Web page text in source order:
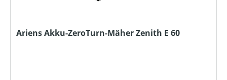
Ariens Akku-ZeroTurn-Mäher Zenith E 60